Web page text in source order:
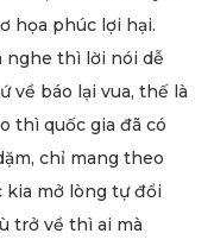
họa phúc lợi hại.
nghe thì lời nói dễ
về báo lại vua, thế là
thì quốc gia đã có
chỉ mang theo
kia mở lòng tự đổi
trở về thì ai mà